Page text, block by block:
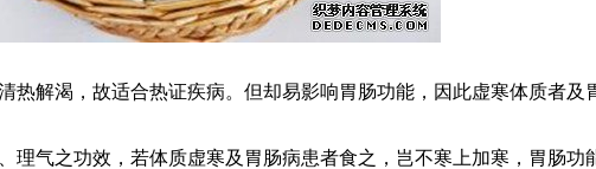
热解渴，故适合热证疾病。但却易影响胃肠功能，因此虚寒体质者及
理气之功效，若体质虚寒及胃肠病患者食之，岂不寒上加寒，胃肠功